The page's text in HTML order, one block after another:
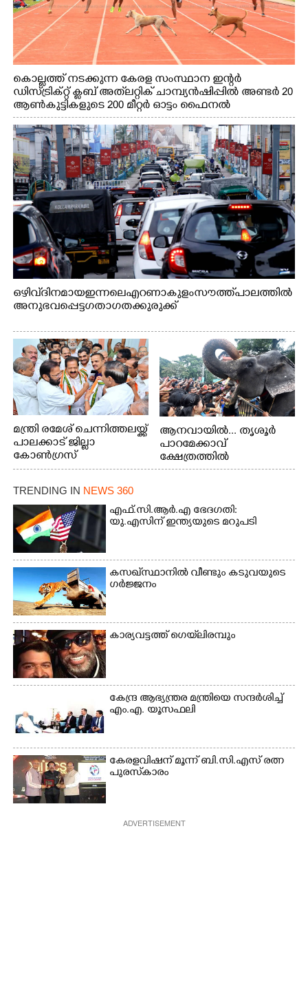
കൊല്ലത്ത് നടക്കുന്ന കേരള സംസ്ഥാന ഇന്റർ
ഡിസ്ട്രിക്റ്റ് ക്ലബ് അത്‌ലറ്റിക് ചാമ്പ്യൻഷിപ്പിൽ അണ്ടർ 20
ആൺകുട്ടികളുടെ 200 മീറ്റർ ഓട്ടം ഫൈനൽ
മത്സരത്തിനിടെ സിന്തറ്റിക് ട്രാക്കിന് കുറുകെ ഓടുന്ന
നായകൾ.
ഒഴിവ് ദിനമായ ഇന്നലെ എറണാകുളം സൗത്ത് പാലത്തിൽ
അനുഭവപ്പെട്ട ഗതാഗതക്കുരുക്ക്
മന്ത്രി രമേശ് ചെന്നിത്തലയ്ക്ക്
പാലക്കാട് ജില്ലാ
കോൺഗ്രസ്
ആനവായിൽ... തൃശൂർ
പാറമേക്കാവ്
ക്ഷേത്രത്തിൽ
സംഘടിപ്പിച്ച ആനയൂട്ടിൽ
നൽക്കുന്നവർ.
TRENDING IN NEWS 360
എഫ്.സി.ആർ.എ ഭേദഗതി:
യു.എസിന് ഇന്ത്യയുടെ മറുപടി
കസഖ്‌സ്ഥാനിൽ വീണ്ടും കടുവയുടെ
ഗർജ്ജനം
കാര്യവട്ടത്ത് ഗെയ്‌ലിരമ്പും
കേന്ദ്ര ആഭ്യന്ത്രര മന്ത്രിയെ സന്ദർശിച്ച്
എം.എ. യൂസഫലി
കേരളവിഷന് മൂന്ന് ബി.സി.എസ് രത്ന
പുരസ്‌കാരം
ADVERTISEMENT